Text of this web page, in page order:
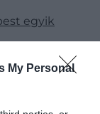
My Personal
egyik